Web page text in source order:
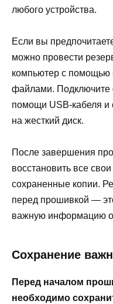
любого устройства.
Если вы
можно провести
компьютер с помощью
файлами. Подключите
помощи USB-кабеля
на жесткий диск.
После завершения
восстановить все
сохраненные копии.
перед прошивкой —
важную информацию
Сохранение
Перед началом
необходимо